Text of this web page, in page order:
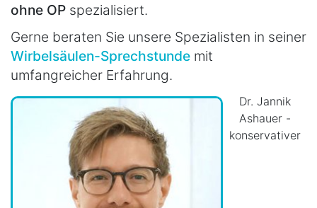
ohne OP spezialisiert.
Gerne beraten Sie unsere Spezialisten in seiner
Wirbelsäulen-Sprechstunde mit
umfangreicher Erfahrung.
Dr. Jannik
Ashauer -
konservativer